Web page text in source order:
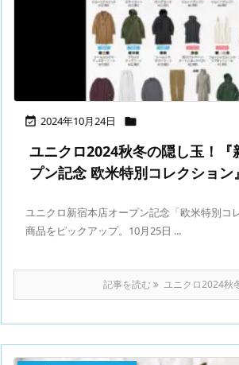
 2024年10月24日 
ユニクロ2024秋冬の隠し玉！『
プン記念 欧米特別コレクション』
ユニクロ新宿本店オープン記念「欧米特別コ
商品をピックアップ。10月25日 ...
記事を読む ユニクロ2024秋